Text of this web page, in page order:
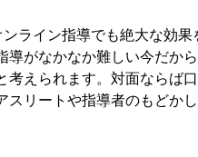
ライン指導でも絶大な効果
導がなかなか難しい今だか
考えられます。対面ならば
スリートや指導者のもどか